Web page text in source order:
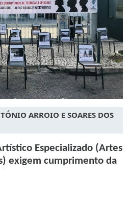
ARROIO E SOARES DOS
Especializado (Artes
exigem cumprimento da